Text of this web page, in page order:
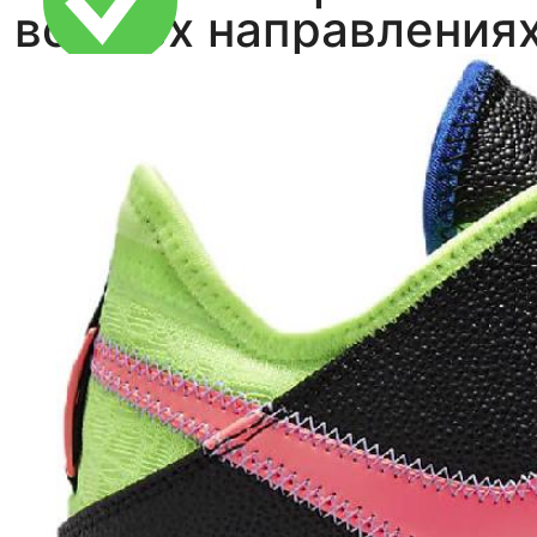
Тройная гарантия
оригинальности
Товар сертифицирован и опломбирован.
Проверяем на оригинальность
по 16 параметрам.
Если придёт подделка — вернём деньги
в трёхкратном размере.
Как мы провеяем товары
во всех